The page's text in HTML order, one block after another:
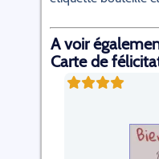
A voir
Carte de